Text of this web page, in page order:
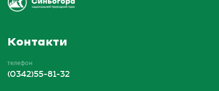
Контакти
телефон
(0342)55-81-32